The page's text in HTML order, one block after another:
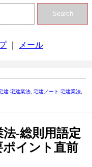
Search
｜ メール
建‐宅建業法 宅建ノート‐宅建業法
‐総則用語定
ポイント直前